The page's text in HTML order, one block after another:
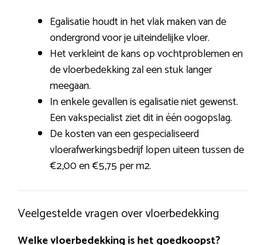
Egalisatie houdt in het vlak maken van de
ondergrond voor je uiteindelijke vloer.
Het verkleint de kans op vochtproblemen en
de vloerbedekking zal een stuk langer
meegaan.
In enkele gevallen is egalisatie niet gewenst.
Een vakspecialist ziet dit in één oogopslag.
De kosten van een gespecialiseerd
vloerafwerkingsbedrijf lopen uiteen tussen de
€2,00 en €5,75 per m2.
Veelgestelde vragen over vloerbedekking
Welke vloerbedekking is het goedkoopst?